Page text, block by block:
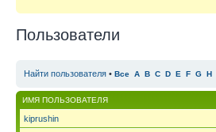
Пользователи
Найти пользователя • Все A B C D E F G H
ИМЯ ПОЛЬЗОВАТЕЛЯ
kiprushin